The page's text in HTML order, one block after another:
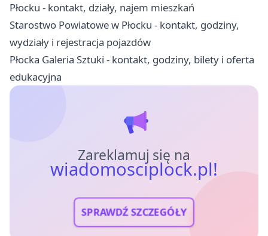
Płocku - kontakt, działy, najem mieszkań
Starostwo Powiatowe w Płocku - kontakt, godziny,
wydziały i rejestracja pojazdów
Płocka Galeria Sztuki - kontakt, godziny, bilety i oferta
edukacyjna
Zareklamuj się na
wiadomosciplock.pl!
SPRAWDŹ SZCZEGÓŁY